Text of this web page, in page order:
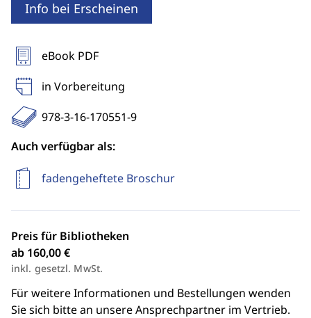
Info bei Erscheinen
eBook PDF
in Vorbereitung
978-3-16-170551-9
Auch verfügbar als:
fadengeheftete Broschur
Preis für Bibliotheken
ab 160,00 €
inkl. gesetzl. MwSt.
Für weitere Informationen und Bestellungen wenden
Sie sich bitte an unsere Ansprechpartner im Vertrieb.